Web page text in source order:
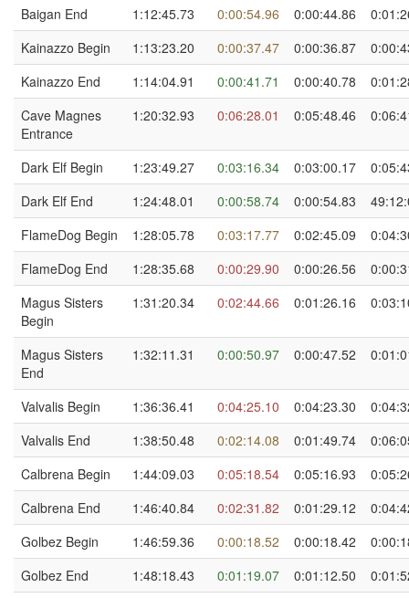
Baigan End
1:12:45.73 0:00:54.96 0:00:44.86
Kainazzo Begin
1:13:23.20 0:00:37.47 0:00:36.87
Kainazzo End
1:14:04.91 0:00:41.71 0:00:40.78
Cave Magnes
Entrance
1:20:32.93 0:06:28.01 0:05:48.46
Dark Elf Begin 1:23:49.27 0:03:16.34 0:03:00.17
Dark Elf End
1:24:48.01 0:00:58.74 0:00:54.83
FlameDog Begin
1:28:05.78 0:03:17.77 0:02:45.09
FlameDog End
1:28:35.68 0:00:29.90 0:00:26.56
Magus Sisters
Begin
1:31:20.34 0:02:44.66 0:01:26.16
Magus Sisters
End
1:32:11.31 0:00:50.97 0:00:47.52
Valvalis Begin 1:36:36.41 0:04:25.10 0:04:23.30
Valvalis End
1:38:50.48 0:02:14.08 0:01:49.74
Calbrena Begin
1:44:09.03 0:05:18.54 0:05:16.93
Calbrena End
1:46:40.84 0:02:31.82 0:01:29.12
Golbez Begin
1:46:59.36 0:00:18.52 0:00:18.42
Golbez End
1:48:18.43 0:01:19.07 0:01:12.50